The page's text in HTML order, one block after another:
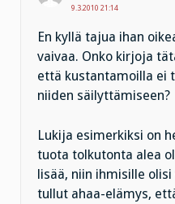
9.3.2010 21:14
En kyllä tajua ihan
vaivaa. Onko kirjoja
että kustantamoilla ei
niiden säilyttämiseen?
Lukija esimerkiksi on
tuota tolkutonta alea
lisää, niin ihmisille
tullut ahaa-elämys,